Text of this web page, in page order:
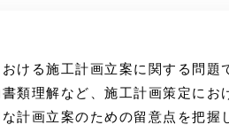
ける施工計画立案に関する問題
類理解など、施工計画策定にお
計画立案のための留意点を把握